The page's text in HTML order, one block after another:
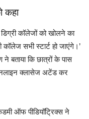
कहा
कॉलेजों को खोलने का
कॉलेज सभी स्‍टार्ट हो जाएंगे।’
बताया कि छात्रों के पास
क्‍लासेज अटेंड कर
ऑफ पीडियॉट्रिक्‍स ने